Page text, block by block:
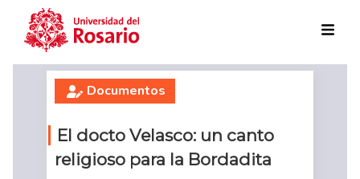
Skip to main content
Documentos
El docto Velasco: un canto
religioso para la Bordadita